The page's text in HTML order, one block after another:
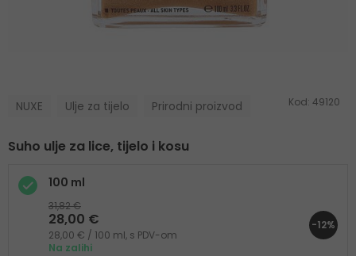
NUXE Ulje za tijelo Prirodni proizvod Kod: 49120
Suho ulje za lice, tijelo i kosu
100 ml
31,82 €
28,00 €
28,00 € / 100 ml, s PDV-om
Na zalihi
-12%